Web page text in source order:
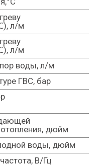
л/м
л/м
воды, л/м
ГВС, бар
дюйм
воды, дюйм
В/Гц